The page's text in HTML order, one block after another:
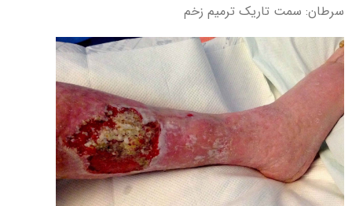
سرطان: سمت تاریک ترمیم زخم